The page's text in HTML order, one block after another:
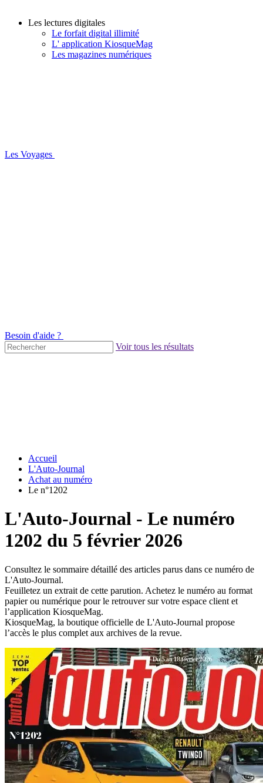
Les lectures digitales
Le forfait digital illimité
L' application KiosqueMag
Les magazines numériques
Les Voyages
Besoin d'aide ?
Voir tous les résultats
Accueil
L'Auto-Journal
Achat au numéro
Le n°1202
L'Auto-Journal - Le numéro
1202 du 5 février 2026
Consultez le sommaire détaillé des articles parus dans ce numéro de
L'Auto-Journal.
Feuilletez un extrait de cette parution. Achetez le numéro au format
papier ou numérique pour le retrouver sur votre espace client et
l’application KiosqueMag.
KiosqueMag, la boutique officielle de L'Auto-Journal propose
l’accès le plus complet aux archives de la revue.